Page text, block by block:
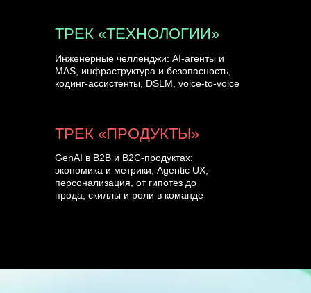
ТРЕК «ПРОДУКТЫ»
GenAI в B2B и B2C-продуктах:
экономика и метрики, Agentic UX,
персонализация, от гипотез до
прода, скиллы и роли в команде
Инженерные челленджи: AI-агенты и
MAS, инфраструктура и безопасность,
кодинг-ассистенты, DSLM, voice-to-voice
ТРЕК «ТЕХНОЛОГИИ»